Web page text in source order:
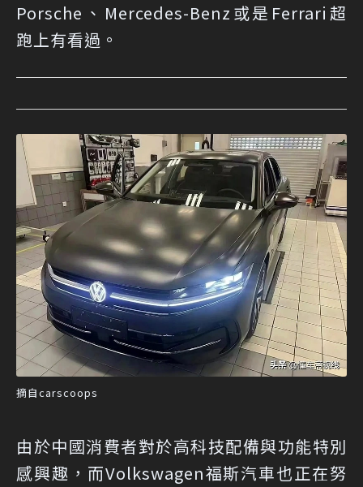
Porsche、Mercedes-Benz或是Ferrari超
跑上有看過。
摘自carscoops
由於中國消費者對於高科技配備與功能特別
感興趣，而Volkswagen福斯汽車也正在努